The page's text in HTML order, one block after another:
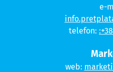
e-
telefon:
web: